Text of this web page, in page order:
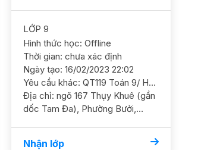
LỚP 9
Hình thức học: Offline
Thời gian: chưa xác định
Ngày tạo: 16/02/2023 22:02
Yêu cầu khác: QT119 Toán 9/ HS nữ/ THCS Chu Văn An/ HL TB Cần học chắc cơ bản, đảm bảo điểm số thi cấp 3, ko YC nâng cao nhiều GS nam nữ ok, nghiêm khắc ĐC ngõ 167 Thụy Khuê (gần dốc Tam Đa), Thụy Khuê, Phường Bưởi, Quận Tây Hồ Từ Tối T6 đến tối CN HS ở nhà ông bà ở phố Võng Thị (cách 2km) tối T2, T4, T5 thì ở Thụy Khuê Ưu Tiên T2+4
Địa chỉ: ngõ 167 Thụy Khuê (gần
dốc Tam Đa), Phường Bưởi,
Nhận lớp